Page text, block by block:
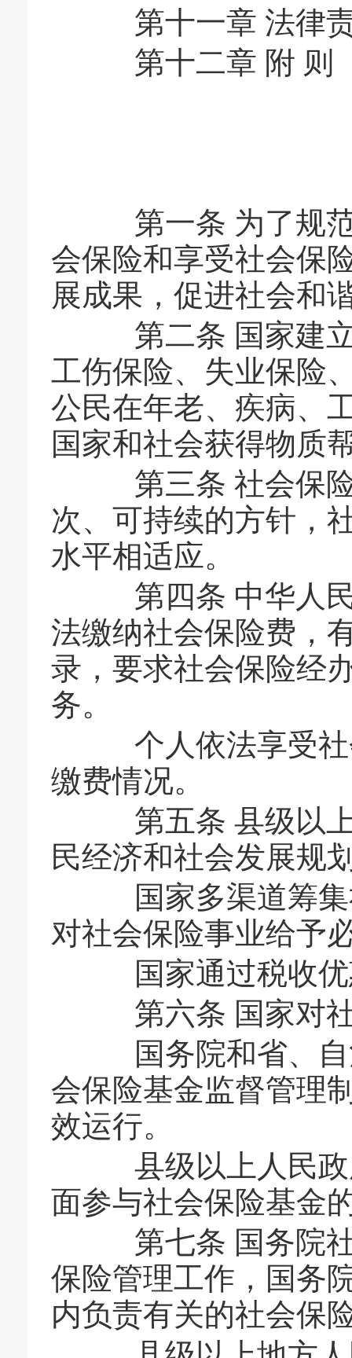
第十一章 法律
第十二章 附 则
第一条 为了规范
会保险和享受社会保
展成果，促进社会和
第二条 国家建立
工伤保险、失业保险
公民在年老、疾病、
国家和社会获得物质
第三条 社会保险
次、可持续的方针，
水平相适应。
第四条 中华人民
法缴纳社会保险费，
录，要求社会保险经
务。
个人依法享受社
缴费情况。
第五条 县级以上
民经济和社会发展规
国家多渠道筹集
对社会保险事业给予
国家通过税收优
第六条 国家对社
国务院和省、自
会保险基金监督管理
效运行。
县级以上人民政
面参与社会保险基金
第七条 国务院社
保险管理工作，国务
内负责有关的社会保